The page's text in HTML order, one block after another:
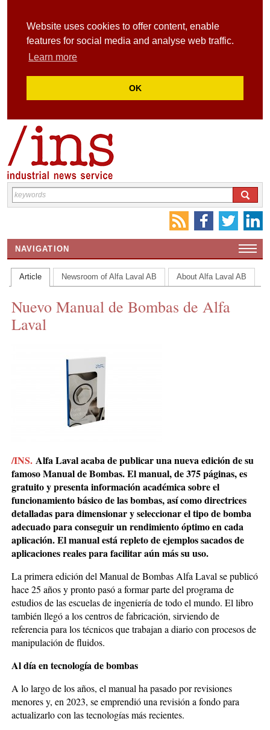
Website uses cookies to offer content, enable
features for social media and analyse web traffic.
Learn more
OK
NAVIGATION
HOME
CONTACT US
INS MAIN WEBSITE
ABOUT US
Article Newsroom of Alfa Laval AB About Alfa Laval AB
Nuevo Manual de Bombas de Alfa
Laval
/INS. Alfa Laval acaba de publicar una nueva edición de su
famoso Manual de Bombas. El manual, de 375 páginas, es
gratuito y presenta información académica sobre el
funcionamiento básico de las bombas, así como directrices
detalladas para dimensionar y seleccionar el tipo de bomba
adecuado para conseguir un rendimiento óptimo en cada
aplicación. El manual está repleto de ejemplos sacados de
aplicaciones reales para facilitar aún más su uso.
La primera edición del Manual de Bombas Alfa Laval se publicó
hace 25 años y pronto pasó a formar parte del programa de
estudios de las escuelas de ingeniería de todo el mundo. El libro
también llegó a los centros de fabricación, sirviendo de
referencia para los técnicos que trabajan a diario con procesos de
manipulación de fluidos.
Al día en tecnología de bombas
A lo largo de los años, el manual ha pasado por revisiones
menores y, en 2023, se emprendió una revisión a fondo para
actualizarlo con las tecnologías más recientes.